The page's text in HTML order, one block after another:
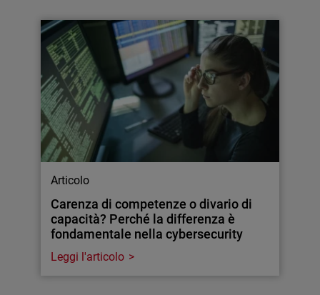
Articolo
Carenza di competenze o divario di
capacità? Perché la differenza è
fondamentale nella cybersecurity
Leggi l'articolo